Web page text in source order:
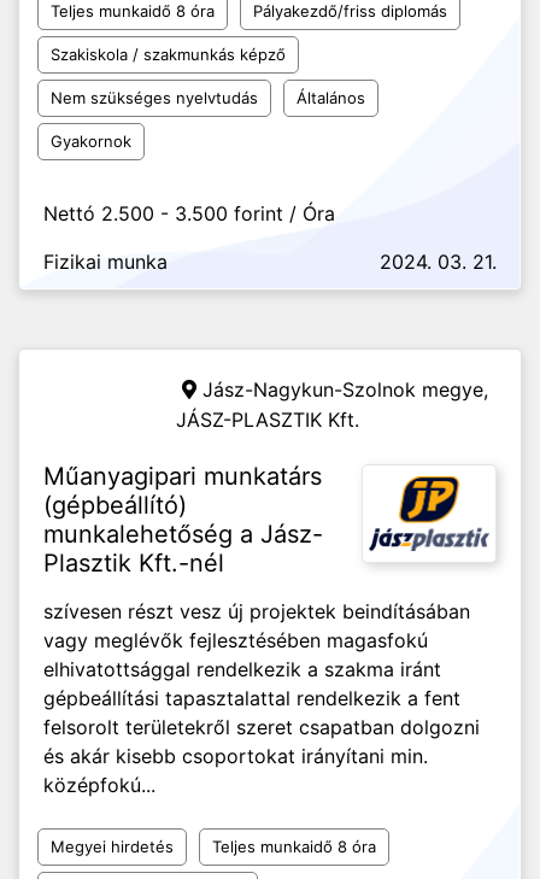
Teljes munkaidő 8 óra Pályakezdő/friss diplomás
Szakiskola / szakmunkás képző
Nem szükséges nyelvtudás Általános
Gyakornok
Nettó 2.500 - 3.500 forint / Óra
Fizikai munka
2024. 03. 21.
Jász-Nagykun-Szolnok megye,
JÁSZ-PLASZTIK Kft.
Műanyagipari munkatárs
(gépbeállító)
munkalehetőség a Jász-
Plasztik Kft.-nél
szívesen részt vesz új projektek beindításában
vagy meglévők fejlesztésében magasfokú
elhivatottsággal rendelkezik a szakma iránt
gépbeállítási tapasztalattal rendelkezik a fent
felsorolt területekről szeret csapatban dolgozni
és akár kisebb csoportokat irányítani min.
középfokú...
Megyei hirdetés Teljes munkaidő 8 óra